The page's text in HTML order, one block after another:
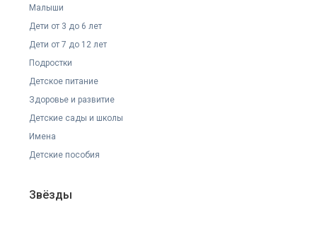
Малыши
Дети от 3 до 6 лет
Дети от 7 до 12 лет
Подростки
Детское питание
Здоровье и развитие
Детские сады и школы
Имена
Детские пособия
Звёзды